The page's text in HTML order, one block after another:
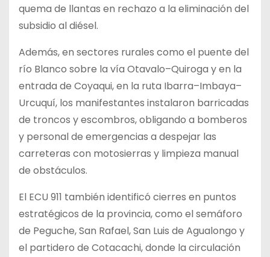
quema de llantas en rechazo a la eliminación del
subsidio al diésel.
Además, en sectores rurales como el puente del
río Blanco sobre la vía Otavalo–Quiroga y en la
entrada de Coyaqui, en la ruta Ibarra–Imbaya–
Urcuquí, los manifestantes instalaron barricadas
de troncos y escombros, obligando a bomberos
y personal de emergencias a despejar las
carreteras con motosierras y limpieza manual
de obstáculos.
El ECU 911 también identificó cierres en puntos
estratégicos de la provincia, como el semáforo
de Peguche, San Rafael, San Luis de Agualongo y
el partidero de Cotacachi, donde la circulación